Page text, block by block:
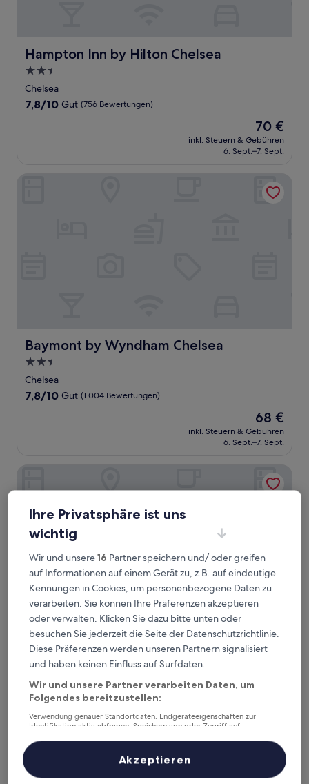
Hampton Inn by Hilton Chelsea
Hampton Inn by Hilton Chelsea
2.5-
Sterne-
Unterkunft
Chelsea
7.8
7,8/10 Gut (756 Bewertungen)
Der
Preis
beträgt
70 €
inkl. Steuern & Gebühren
6. Sept.–7. Sept.
Baymont by Wyndham Chelsea
Baymont by Wyndham Chelsea
2.5-
Sterne-
Unterkunft
Chelsea
7.8
7,8/10 Gut (1.004 Bewertungen)
Der
Preis
beträgt
68 €
inkl. Steuern & Gebühren
6. Sept.–7. Sept.
Hampton Inn & Suites Howell
Hampton Inn & Suites Howell
2.5-
Sterne-
Unterkunft
Howell
9.6
von
Außergewöhnlich,
Bewertungen)
9,6/10 Außergewöhnlich (466 Bewertungen)
Preis
86 €
inkl. Steuern & Gebühren
Holiday Inn Express & Suites Brighton South - US 23 by
Ihre Privatsphäre ist uns
wichtig
Wir und unsere16 Partner speichern und/ oder greifen
auf Informationen auf einem Gerät zu, z.B. auf eindeutige
Kennungen in Cookies, um personenbezogene Daten zu
verarbeiten. Sie können Ihre Präferenzen akzeptieren
oder verwalten. Klicken Sie dazu bitte unten oder
besuchen Sie jederzeit die Seite der Datenschutzrichtlinie.
Diese Präferenzen werden unseren Partnern signalisiert
und haben keinen Einfluss auf Surfdaten.
Wir und unsere Partner verarbeiten Daten, um
Folgendes bereitzustellen:
Verwendung genauer Standortdaten. Endgeräteeigenschaften zur
Identifikation aktiv abfragen. Speichern von oder Zugriff auf
Inhalte, Messung von Werbeleistung und der Performance von Inhalten,
Zielgruppenforschung sowie Entwicklung und Verbesserung von
Liste der Partner (Lieferanten)
Akzeptieren